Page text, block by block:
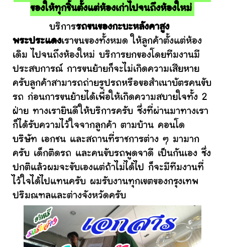
ของให้ทุกชิ้นตั้งแต่ห้องเก่าไปจนถึงห้องใหม่
บริการรถขนของกะบะหลังคาสูง
พระประแดงเราขนของทั้งหมด ให้ลูกค้าตั้งแต่ห้อง
เดิม ไปจนถึงห้องใหม่ บริการยกของโดยทีมงานมี
ประสบการณ์ การขนย้ายก็จะไม่เกิดความเสียหาย
ครับลูกค้าสามารถถ่ายรูปรถหรือขอสำเนาบัตรคนขับ
รถ ก่อนการขนย้ายได้เพื่อให้เกิดความสบายใจทั้ง 2
ฝ่าย ทางเรายินดีให้บริการครับ ซึ่งที่ผ่านมาทางเรา
ก็ได้รับความไว้ใจจากลูกค้า ตามบ้าน คอนโด
บริษัท เอกชน และสถานที่ราชการต่าง ๆ มามาก
ครับ เด็กติดรถ และคนขับรถพูดจาดี เป็นกันเอง ซึ่ง
ปกติแล้วผมจะขับเองแต่ถ้าไม่ได้ไป ก็จะมีทีมงานที่
ไว้ใจได้ไปแทนครับ ผมรับงานทุกเขตของกรุงเทพ
ปริมณฑลและต่างจังหวัดครับ